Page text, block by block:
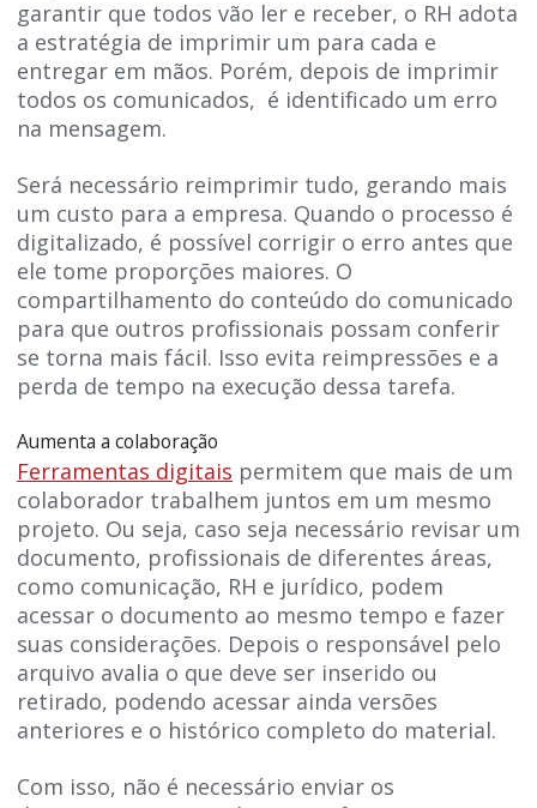
garantir que todos vão ler e receber, o RH adota
a estratégia de imprimir um para cada e
entregar em mãos. Porém, depois de imprimir
todos os comunicados, é identificado um erro
na mensagem.
Será necessário reimprimir tudo, gerando mais
um custo para a empresa. Quando o processo é
digitalizado, é possível corrigir o erro antes que
ele tome proporções maiores. O
compartilhamento do conteúdo do comunicado
para que outros profissionais possam conferir
se torna mais fácil. Isso evita reimpressões e a
perda de tempo na execução dessa tarefa.
Aumenta a colaboração
Ferramentas digitais permitem que mais de um
colaborador trabalhem juntos em um mesmo
projeto. Ou seja, caso seja necessário revisar um
documento, profissionais de diferentes áreas,
como comunicação, RH e jurídico, podem
acessar o documento ao mesmo tempo e fazer
suas considerações. Depois o responsável pelo
arquivo avalia o que deve ser inserido ou
retirado, podendo acessar ainda versões
anteriores e o histórico completo do material.
Com isso, não é necessário enviar os